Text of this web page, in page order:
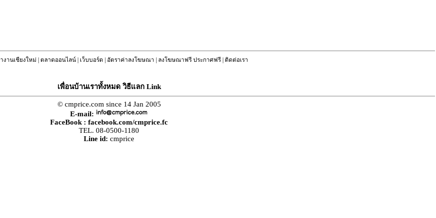
งานเชียงใหม่ | ตลาดออนไลน์| เว็บบอร์ด | อัตราค่าลงโฆษณา | ลงโฆษณาฟรี ประกาศฟรี| ติดต่อเรา
เพื่อนบ้านเราทั้งหมด วิธีแลก Link
© cmprice.com since 14 Jan 2005
E-mail:
FaceBook : facebook.com/cmprice.fc
TEL. 08-0500-1180
Line id: cmprice